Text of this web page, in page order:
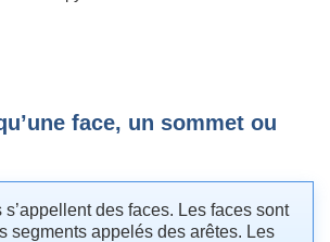
face, un sommet ou
s’appellent des faces. Les faces sont
segments appelés des arêtes. Les